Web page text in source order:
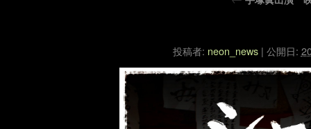
投稿者: neon_news | 公開日: